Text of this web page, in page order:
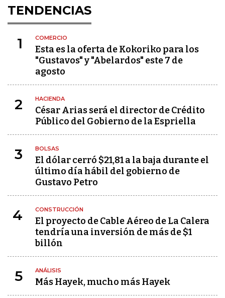
TENDENCIAS
1 COMERCIO
Esta es la oferta de Kokoriko para los
"Gustavos" y "Abelardos" este 7 de
agosto
2 HACIENDA
César Arias será el director de Crédito
Público del Gobierno de la Espriella
3 BOLSAS
El dólar cerró $21,81 a la baja durante el
último día hábil del gobierno de
Gustavo Petro
4 CONSTRUCCIÓN
El proyecto de Cable Aéreo de La Calera
tendría una inversión de más de $1
billón
5 ANÁLISIS
Más Hayek, mucho más Hayek